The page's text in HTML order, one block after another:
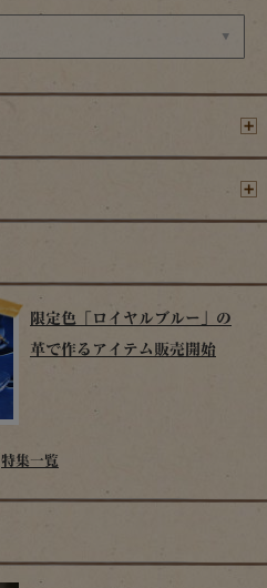
限定色「ロイヤルブルー」の
革で作るアイテム販売開始
特集一覧